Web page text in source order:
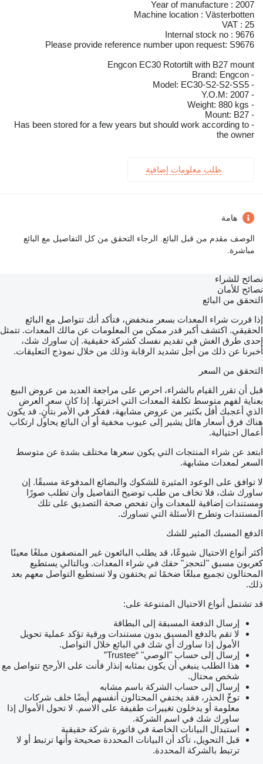
Year of manufacture : 2007
Machine location : Västerbotten
VAT : 25
Internal stock no : 9676
Please provide reference number upon request: S9676
Engcon EC30 Rotortilt with B27 mount
- Brand: Engcon
- Model: EC30-S2-S2-SS5
- Y.O.M: 2007
- Weight: 880 kgs
- Mount: B27
- Has been stored for a few years but should work according to
the owner
طلب معلومات إضافية
هامة
الوصف مقدم من قبل البائع. الرجاء التحقق من كل التفاصيل مع البائع
مباشرة.
نصائح للشراء
نصائح للأمان
التحقق من البائع
إذا قررت شراء المعدات بسعر منخفض، فتأكد أنك تتواصل مع البائع
الحقيقي. اكتشف أكبر قدر ممكن من المعلومات عن مالك المعدات. تتمثل
إحدى طرق الغش في تقديم نفسك كشركة حقيقية. إن ساورك شك،
أخبرنا عن ذلك من أجل تشديد الرقابة وذلك من خلال نموذج التعليقات.
التحقق من السعر
قبل أن تقرر القيام بالشراء، احرص على مراجعة العديد من عروض البيع
بعناية لفهم متوسط تكلفة المعدات التي اخترتها. إذا كان سعر العرض
الذي أعجبك أقل بكثير من عروض مشابهة، ففكر في الأمر بتأنٍ. قد يكون
هناك فرق أسعار هائل يشير إلى عيوب مخفية أو أن البائع يحاول ارتكاب
أعمال احتيالية.
ابتعد عن شراء المنتجات التي يكون سعرها مختلف بشدة عن متوسط
السعر لمعدات مشابهة.
لا توافق على الوعود المثيرة للشكوك والبضائع المدفوعة مسبقًا. إن
ساورك شك، فلا تخاف من طلب توضيح التفاصيل وأن تطلب صورًا
ومستندات إضافية للمعدات وأن تفحص صحة التصديق على تلك
المستندات وتطرح الأسئلة التي تساورك.
الدفع المسبك المثير للشك
أكثر أنواع الاحتيال شيوعًا، قد يطلب البائعون غير المنصفون مبلغًا معينًا
كعربون مسبق "لتحجز" حقك في شراء المعدات. وبالتالي يستطيع
المحتالون تجميع مبلغًا ضخمًا ثم يختفون ولا تستطيع التواصل معهم بعد
ذلك.
قد تشتمل أنواع الاحتيال المتنوعة على:
إرسال الدفعة المسبقة إلى البطاقة
لا تقم بالدفع المسبق بدون مستندات ورقية تؤكد عملية تحويل
الأمول إذا ساورك أي شك في البائع خلال التواصل.
إرسال إلى حساب "الوصي" “Trustee”
هذا الطلب ينبغي أن يكون بمثابه إنذار فأنت على الأرجح تتواصل مع
شخص محتال.
إرسال إلى حساب الشركة باسم مشابه
توخّ الحذر، فقد يختفي المحتالون أنفسهم أيضًا خلف شركات
معلومة أو يدخلون تغييرات طفيفة على الاسم. لا تحول الأموال إذا
ساورك شك في اسم الشركة.
استبدال البيانات الخاصة في فاتورة شركة حقيقية
قبل التحويل، تأكد أن البيانات المحددة صحيحة وأنها ترتبط أو لا
ترتبط بالشركة المحددة.